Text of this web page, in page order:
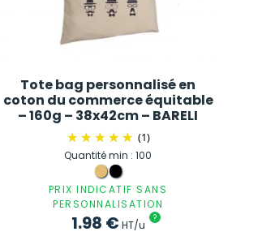
Tote bag personnalisé en
coton du commerce équitable
– 160g – 38x42cm – BARELI
(1)
Quantité min : 100
PRIX INDICATIF SANS
PERSONNALISATION
1.98 €HT/u
?